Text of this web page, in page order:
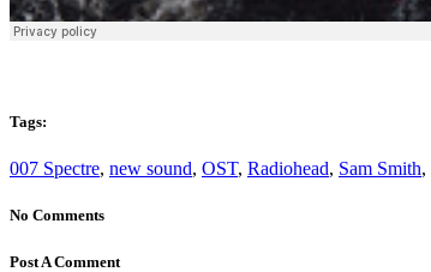
Tags:
007 Spectre, new sound, OST, Radiohead, Sam Smith,
No Comments
Post A Comment